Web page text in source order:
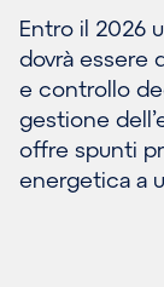
Entro il 2026
dovrà essere
e controllo
gestione
offre spunti
energetica a